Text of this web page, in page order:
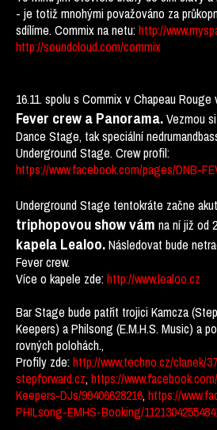
- je totiž mnohými považováno za
sdílíme. Commix na netu:http://
http://soundcloud.com/commix
16.11. spolu s Commix v Chapeau
Fever crew a Panorama.Vezmou
Dance Stage, tak speciální
Underground Stage. Crew profil:
https://www.facebook.com/pages/DNB-
Underground Stage tentokráte začne
triphopovou show vám na ní již od
kapela Lealoo.Následovat bude
Fever crew.
Více o kapele zde:http://www.lealoo.cz
Bar Stage bude patřit trojici Kamcza
Keepers) a Philsong (E.M.H.S. Music) a
rovných polohách.,
Profily zde:http://www.techno.cz/clanek/
stepforward.cz, https://
Keepers-DJs/99406628216, https://
PHILsong-EMHS-Booking/